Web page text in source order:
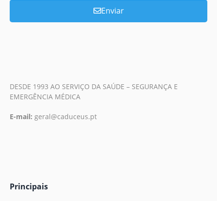
Enviar
DESDE 1993 AO SERVIÇO DA SAÚDE – SEGURANÇA E
EMERGÊNCIA MÉDICA
E-mail: geral@caduceus.pt
Principais